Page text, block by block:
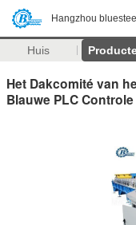
Hangzhou
Huis
Het Dakcomité van
Blauwe PLC